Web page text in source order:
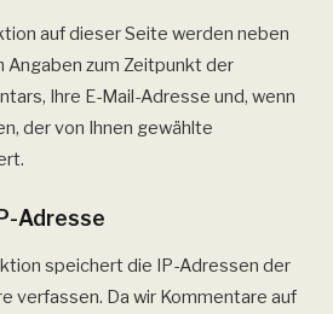
auf dieser Seite werden neben
Angaben zum Zeitpunkt der
Ihre E-Mail-Adresse und, wenn
der von Ihnen gewählte
Adresse
speichert die IP-Adressen der
verfassen. Da wir Kommentare auf